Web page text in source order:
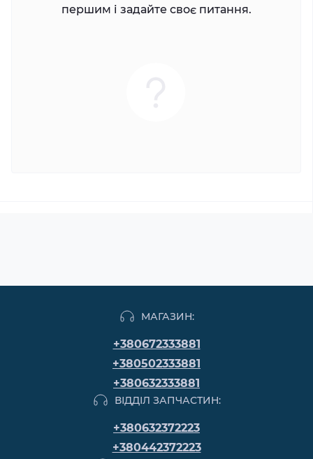
першим і задайте своє питання.
МАГАЗИН:
+380672333881
+380502333881
+380632333881
ВІДДІЛ ЗАПЧАСТИН:
+380632372223
+380442372223